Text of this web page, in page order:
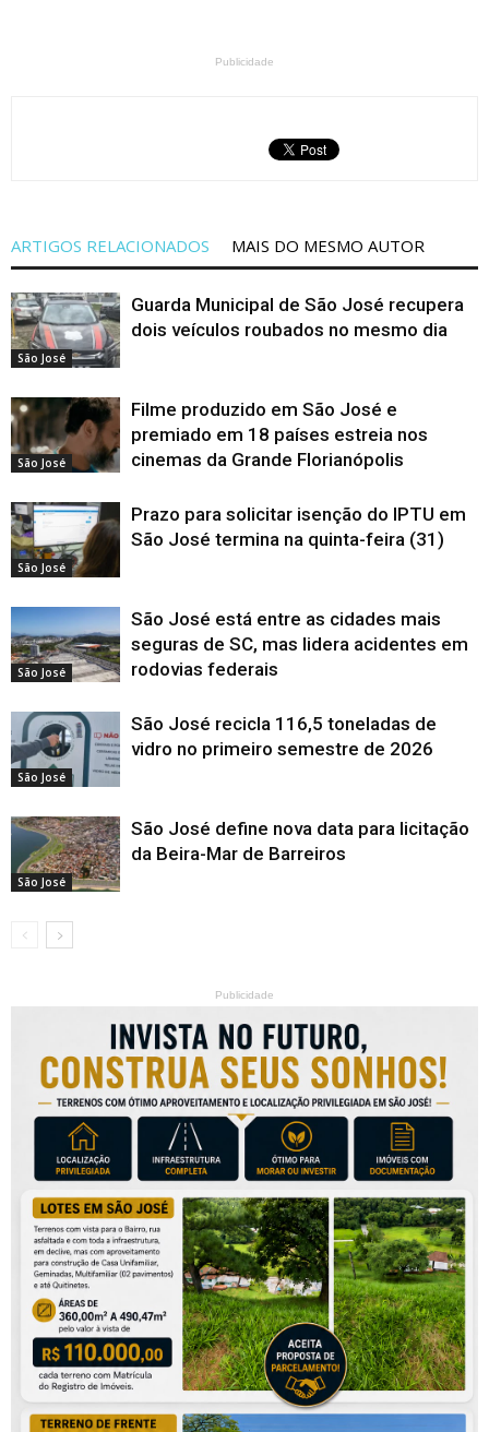
Publicidade
ARTIGOS RELACIONADOS MAIS DO MESMO AUTOR
São José
Guarda Municipal de São José recupera
dois veículos roubados no mesmo dia
São José
Filme produzido em São José e
premiado em 18 países estreia nos
cinemas da Grande Florianópolis
São José
Prazo para solicitar isenção do IPTU em
São José termina na quinta-feira (31)
São José
São José está entre as cidades mais
seguras de SC, mas lidera acidentes em
rodovias federais
São José
São José recicla 116,5 toneladas de
vidro no primeiro semestre de 2026
São José
São José define nova data para licitação
da Beira-Mar de Barreiros
Publicidade